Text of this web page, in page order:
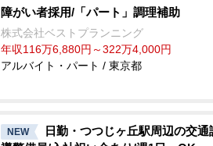
障がい者採用/「パート」調理補助
株式会社ベストプランニング
年収116万6,880円～322万4,000円
アルバイト・パート / 東京都
NEW
日勤・つつじヶ丘駅周辺の交通